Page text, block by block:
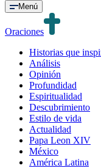
Menú
Oraciones
Historias que
Análisis
Opinión
Profundidad
Espiritualidad
Descubrimiento
Estilo de vida
Actualidad
Papa Leon XIV
México
América Latina